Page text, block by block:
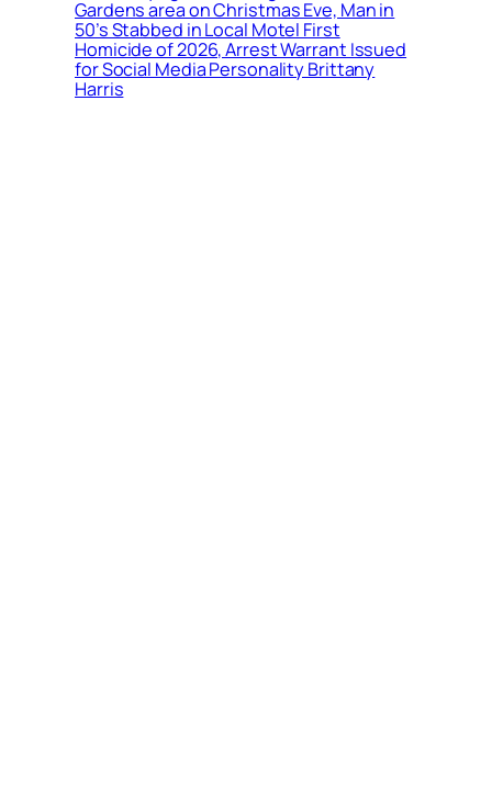
Gardens area on Christmas Eve, Man in
50’s Stabbed in Local Motel First
Homicide of 2026, Arrest Warrant Issued
for Social Media Personality Brittany
Harris